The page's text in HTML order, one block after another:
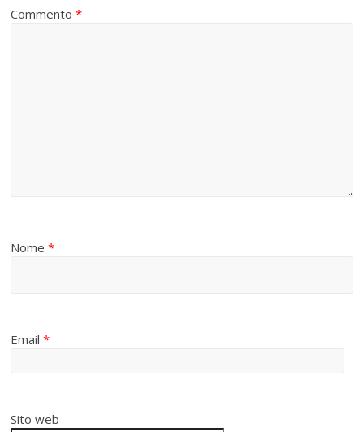
Commento*
Nome*
Email*
Sito web